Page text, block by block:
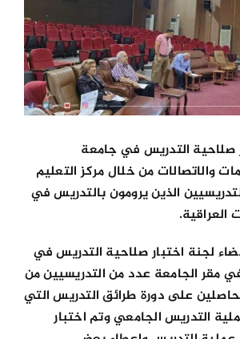
اتصل بنا
صلاحية التدريس في جامعة
والاتصالات من خلال مركز التعليم
الذين يرومون بالتدريس في
العراقية.
لجنة اختبار صلاحية التدريس في
مقر الجامعة عدد من التدريسيين من
على دورة طرائق التدريس التي
التدريس الجامعي وتم اختبار